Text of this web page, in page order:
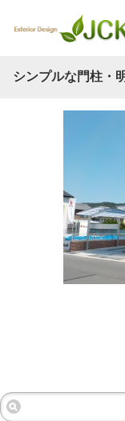
シンプルな門柱・